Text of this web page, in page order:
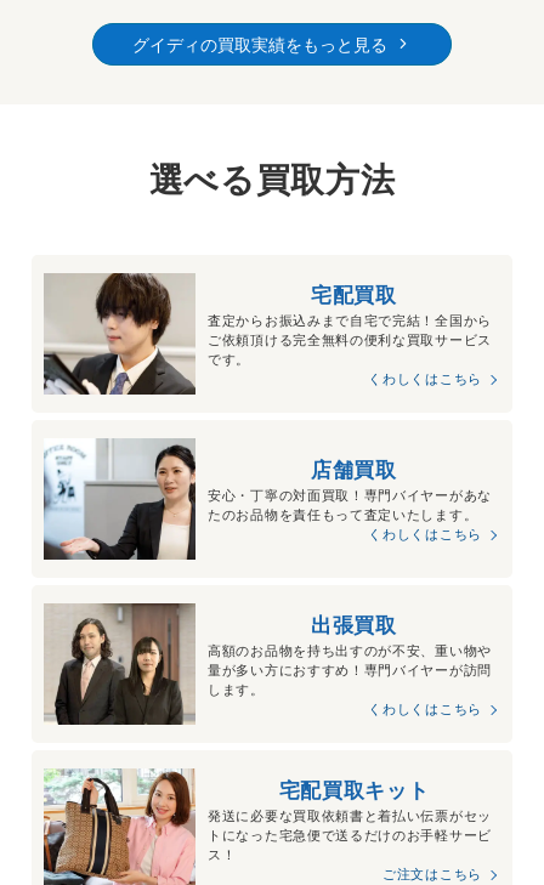
グイディの買取実績をもっと見る
選べる買取方法
宅配買取
査定からお振込みまで自宅で完結！全国から
ご依頼頂ける完全無料の便利な買取サービス
です。
くわしくはこちら
店舗買取
安心・丁寧の対面買取！専門バイヤーがあな
たのお品物を責任もって査定いたします。
くわしくはこちら
出張買取
高額のお品物を持ち出すのが不安、重い物や
量が多い方におすすめ！専門バイヤーが訪問
します。
くわしくはこちら
宅配買取キット
発送に必要な買取依頼書と着払い伝票がセッ
トになった宅急便で送るだけのお手軽サービ
ス！
ご注文はこちら